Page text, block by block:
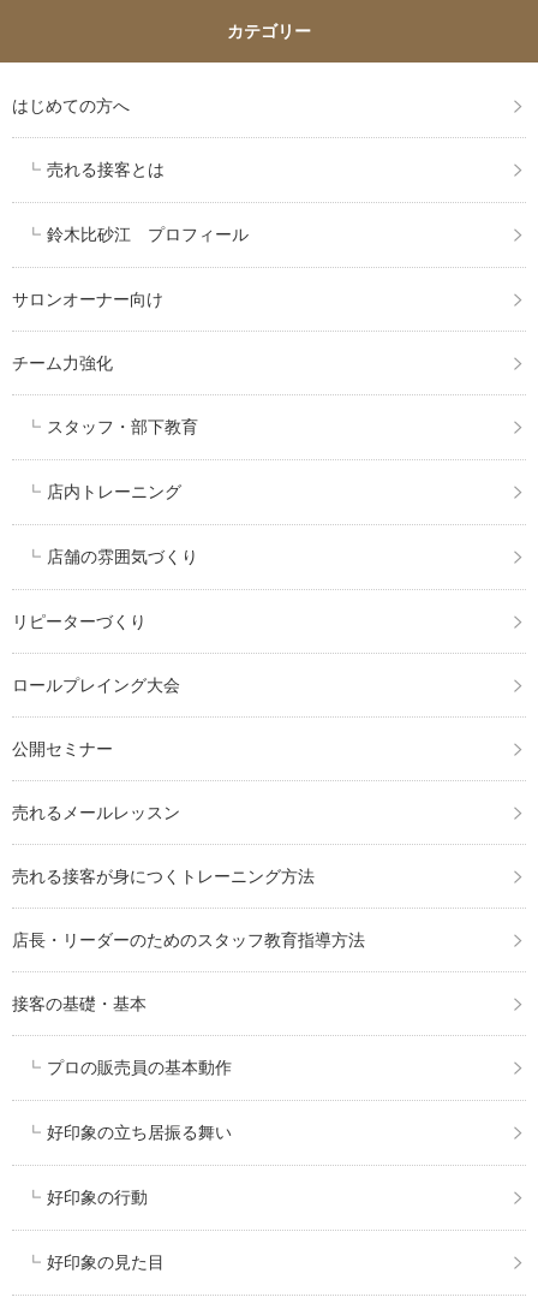
カテゴリー
はじめての方へ
売れる接客とは
鈴木比砂江 プロフィール
サロンオーナー向け
チーム力強化
スタッフ・部下教育
店内トレーニング
店舗の雰囲気づくり
リピーターづくり
ロールプレイング大会
公開セミナー
売れるメールレッスン
売れる接客が身につくトレーニング方法
店長・リーダーのためのスタッフ教育指導方法
接客の基礎・基本
プロの販売員の基本動作
好印象の立ち居振る舞い
好印象の行動
好印象の見た目